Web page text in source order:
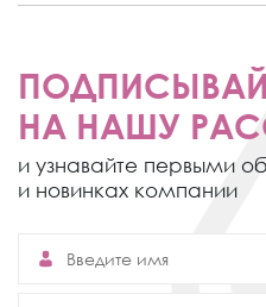
НА НАШУ
и узнавайте первыми
и новинках компании